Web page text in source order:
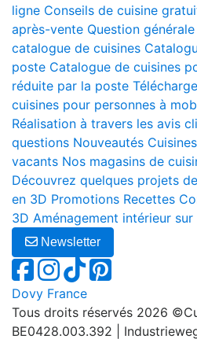
ligne Conseils de cuisine
après-vente Question générale
catalogue de cuisines
poste Catalogue de cuisines
réduite par la poste
cuisines pour personnes à
Réalisation à travers les avis
questions Nouveautés
vacants Nos magasins de
Découvrez quelques projets
en 3D Promotions Recettes
3D Aménagement intérieur sur
Newsletter
Dovy France
Tous droits réservés 2026
BE0428.003.392 |